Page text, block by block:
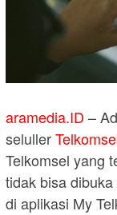
aramedia.ID –
seluller
Telkomsel yang
tidak bisa
di aplikasi My